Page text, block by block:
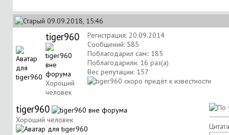
09.09.2018, 15:46
tiger960
Хороший
человек
Регистрация: 20.09.2014
Сообщений: 585
Поблагодарил сам:: 185
Поблагодарили: 16 раз(а)
Вес репутации: 157
tiger960
Хороший человек